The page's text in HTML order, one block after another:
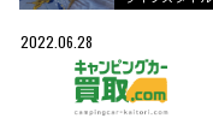
2022.06.28